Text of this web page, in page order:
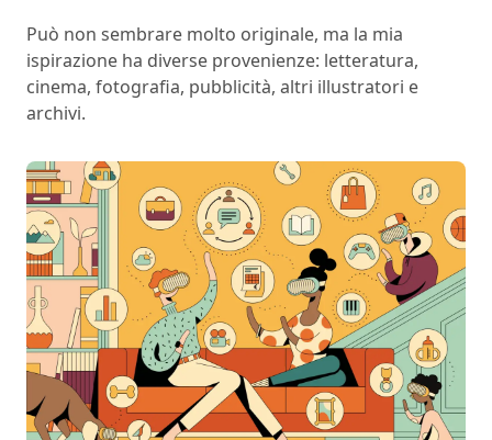
Può non sembrare molto originale, ma la mia
ispirazione ha diverse provenienze: letteratura,
cinema, fotografia, pubblicità, altri illustratori e
archivi.